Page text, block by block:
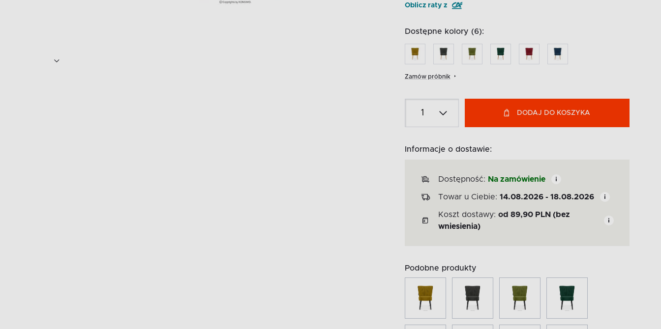
Oblicz raty z
Dostępne kolory (6):
Zamów próbnik
DODAJ DO KOSZYKA
Informacje o dostawie:
Dostępność: Na zamówienie
Towar u Ciebie: 14.08.2026 - 18.08.2026
Koszt dostawy: od 89,90 PLN (bez
wniesienia)
Podobne produkty